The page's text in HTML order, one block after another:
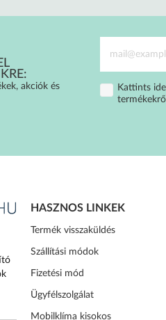
akciók és
Kattints
HASZNOS LINKEK
Termék visszaküldés
Szállítási módok
Fizetési mód
Ügyfélszolgálat
Mobilklíma kisokos